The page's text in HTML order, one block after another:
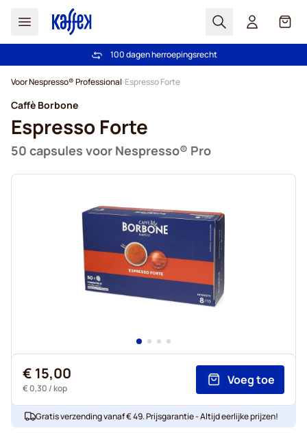
Zoek Cart
Gratis vanaf € 49
100 dagen herroepingsrecht
Voor Nespresso® Professional Espresso Forte
Caffè Borbone
Espresso Forte
50 capsules voor Nespresso® Pro
€ 15,00
€ 0,30 / kop
Voeg toe
Gratis verzending vanaf € 49. Prijsgarantie - Altijd eerlijke prijzen!